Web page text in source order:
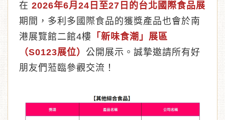
在 2026年6月24日至27日的台北國際食品展
期間，多利多國際食品的獲獎產品也會於南
港展覽館二館4樓 「新味食潮」展區
（S0123展位） 公開展示。誠摯邀請所有好
朋友們蒞臨參觀交流！